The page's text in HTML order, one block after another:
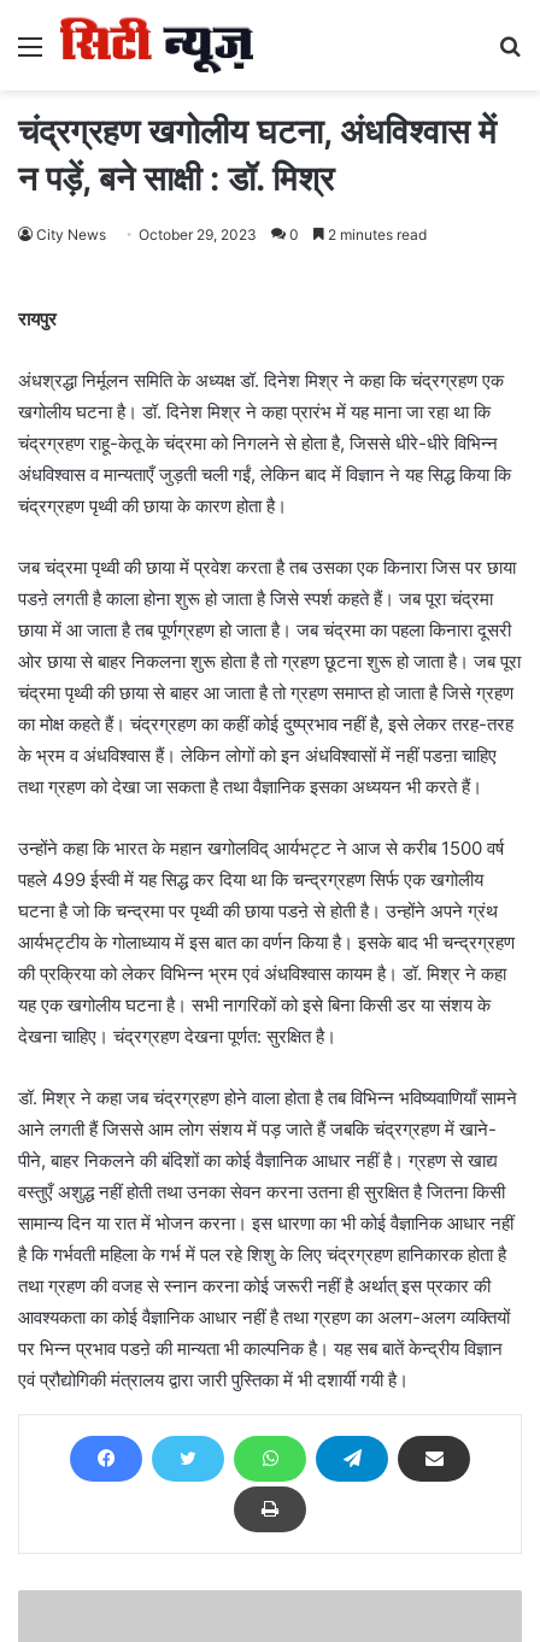
Menu
चंद्रग्रहण खगोलीय घटना, अंधविश्वास में
न पड़ें, बने साक्षी : डॉ. मिश्र
City News October 29, 2023 0 2 minutes read
रायपुर
अंधश्रद्धा निर्मूलन समिति के अध्यक्ष डॉ. दिनेश मिश्र ने कहा कि चंद्रग्रहण एक
खगोलीय घटना है। डॉ. दिनेश मिश्र ने कहा प्रारंभ में यह माना जा रहा था कि
चंद्रग्रहण राहू-केतू के चंद्रमा को निगलने से होता है, जिससे धीरे-धीरे विभिन्न
अंधविश्वास व मान्यताएँ जुड़ती चली गईं, लेकिन बाद में विज्ञान ने यह सिद्ध किया कि
चंद्रग्रहण पृथ्वी की छाया के कारण होता है।
जब चंद्रमा पृथ्वी की छाया में प्रवेश करता है तब उसका एक किनारा जिस पर छाया
पडऩे लगती है काला होना शुरू हो जाता है जिसे स्पर्श कहते हैं। जब पूरा चंद्रमा
छाया में आ जाता है तब पूर्णग्रहण हो जाता है। जब चंद्रमा का पहला किनारा दूसरी
ओर छाया से बाहर निकलना शुरू होता है तो ग्रहण छूटना शुरू हो जाता है। जब पूरा
चंद्रमा पृथ्वी की छाया से बाहर आ जाता है तो ग्रहण समाप्त हो जाता है जिसे ग्रहण
का मोक्ष कहते हैं। चंद्रग्रहण का कहीं कोई दुष्प्रभाव नहीं है, इसे लेकर तरह-तरह
के भ्रम व अंधविश्वास हैं। लेकिन लोगों को इन अंधविश्वासों में नहीं पडऩा चाहिए
तथा ग्रहण को देखा जा सकता है तथा वैज्ञानिक इसका अध्ययन भी करते हैं।
उन्होंने कहा कि भारत के महान खगोलविद् आर्यभट्ट ने आज से करीब 1500 वर्ष
पहले 499 ईस्वी में यह सिद्ध कर दिया था कि चन्द्रग्रहण सिर्फ एक खगोलीय
घटना है जो कि चन्द्रमा पर पृथ्वी की छाया पडऩे से होती है। उन्होंने अपने ग्रंथ
आर्यभट्टीय के गोलाध्याय में इस बात का वर्णन किया है। इसके बाद भी चन्द्रग्रहण
की प्रक्रिया को लेकर विभिन्न भ्रम एवं अंधविश्वास कायम है। डॉ. मिश्र ने कहा
यह एक खगोलीय घटना है। सभी नागरिकों को इसे बिना किसी डर या संशय के
देखना चाहिए। चंद्रग्रहण देखना पूर्णत: सुरक्षित है।
डॉ. मिश्र ने कहा जब चंद्रग्रहण होने वाला होता है तब विभिन्न भविष्यवाणियाँ सामने
आने लगती हैं जिससे आम लोग संशय में पड़ जाते हैं जबकि चंद्रग्रहण में खाने-
पीने, बाहर निकलने की बंदिशों का कोई वैज्ञानिक आधार नहीं है। ग्रहण से खाद्य
वस्तुएँ अशुद्ध नहीं होती तथा उनका सेवन करना उतना ही सुरक्षित है जितना किसी
सामान्य दिन या रात में भोजन करना। इस धारणा का भी कोई वैज्ञानिक आधार नहीं
है कि गर्भवती महिला के गर्भ में पल रहे शिशु के लिए चंद्रग्रहण हानिकारक होता है
तथा ग्रहण की वजह से स्नान करना कोई जरूरी नहीं है अर्थात् इस प्रकार की
आवश्यकता का कोई वैज्ञानिक आधार नहीं है तथा ग्रहण का अलग-अलग व्यक्तियों
पर भिन्न प्रभाव पडऩे की मान्यता भी काल्पनिक है। यह सब बातें केन्द्रीय विज्ञान
एवं प्रौद्योगिकी मंत्रालय द्वारा जारी पुस्तिका में भी दशार्यी गयी है।